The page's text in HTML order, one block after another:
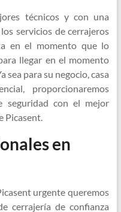
técnicos y con una
servicios de cerrajeros
en el momento que lo
llegar en el momento
sea para su negocio, casa
proporcionaremos
seguridad con el mejor
Picasent.
en
urgente queremos
cerrajería de confianza